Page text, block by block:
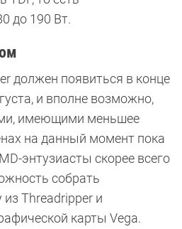
до 190 Вт.
должен появиться в конце
и вполне возможно,
имеющими меньшее
на данный момент пока
энтузиасты скорее всего
собрать
Threadripper и
карты Vega.